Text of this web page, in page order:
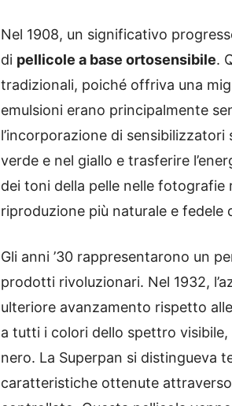
Nel 1908, un significativo
di pellicole a base ortosensibile.
tradizionali, poiché offriva una
emulsioni erano principalmente
l’incorporazione di
verde e nel giallo e trasferire
dei toni della pelle nelle
riproduzione più naturale e fedele
Gli anni ’30 rappresentarono un
prodotti rivoluzionari. Nel 1932,
ulteriore avanzamento rispetto
a tutti i colori dello spettro
nero. La Superpan si distingueva
caratteristiche ottenute